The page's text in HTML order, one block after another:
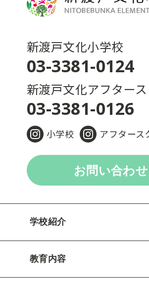
新渡戸文化小学校
03-3381-0124
新渡戸文化アフター
03-3381-0126
小学校 アフタース
お問い合わせ
学校紹介
教育内容